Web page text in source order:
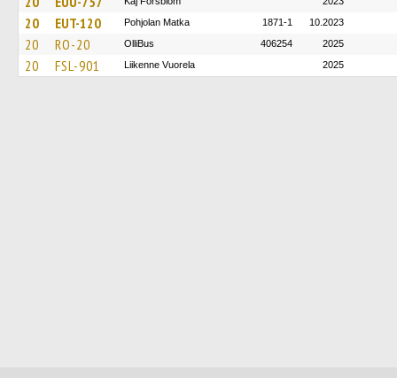
20 EUT-120 Pohjolan Matka 1871-1 10.2023
20 RO-20 OlliBus 406254 2025
20 FSL-901 Liikenne Vuorela 2025